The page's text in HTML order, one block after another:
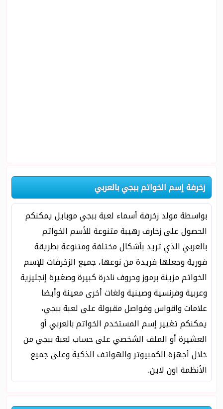
زخرفة إسم الخواتم ببجي بالعربي
بواسطة مولد زخرفة أسماء لعبة ببجي موبايل يمكنكم
الحصول على زخارف رهيبة متنوعة للأسم الخواتم
بالعربي الذي تريد بأشكال مختلفة ومتنوعة بطريقة
فورية وجعلها فريدة من نوعها، جميع الزخرفات للإسم
الخواتم مزينة برموز وحروف نادرة كبيرة وصغيرة إنجليزية
وعربية وفرنسية وصينية ولغات أخرى معينة وأيضا
علامات واقواس وفواصل مقبولة على لعبة ببجي،
يمكنكم تغيير إسم المستخدم الخواتم بالعربي أو
العشيرة أو الملف الشخصي على حساب لعبة ببجي من
خلال أجهزة الكمبيوتر والهواتف الذكية وعلى جميع
الأنظمة اون لاين.